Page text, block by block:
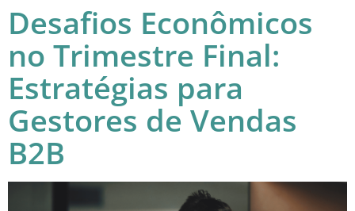
Desafios Econômicos
no Trimestre Final:
Estratégias para
Gestores de Vendas
B2B